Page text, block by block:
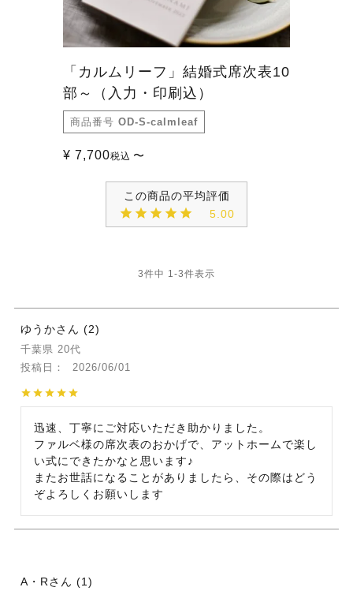
「カルムリーフ」結婚式席次表10
部～（入力・印刷込）
商品番号 OD-S-calmleaf
¥ 7,700税込 〜
5.00
3件中 1-3件表示
ゆうか 2
千葉県 20代
投稿日
2026/06/01
迅速、丁寧にご対応いただき助かりました。
ファルベ様の席次表のおかげで、アットホームで楽し
い式にできたかなと思います♪
またお世話になることがありましたら、その際はどう
A・R 1